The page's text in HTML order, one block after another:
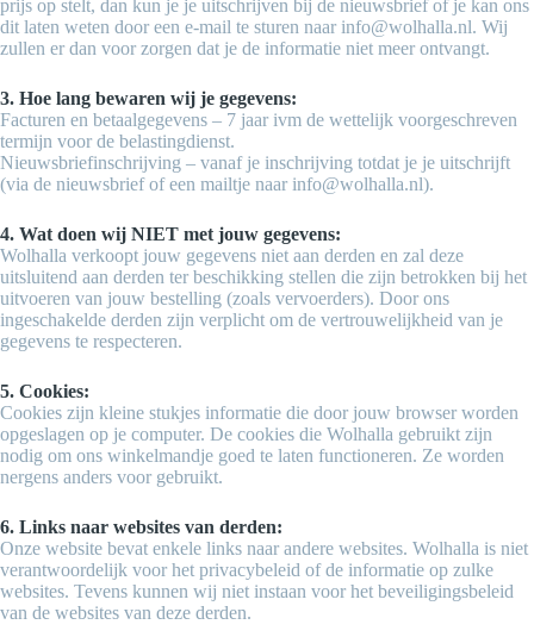
prijs op stelt, dan kun je je uitschrijven bij de nieuwsbrief of je kan ons
dit laten weten door een e-mail te sturen naar info@wolhalla.nl. Wij
zullen er dan voor zorgen dat je de informatie niet meer ontvangt.
3. Hoe lang bewaren wij je gegevens:
Facturen en betaalgegevens – 7 jaar ivm de wettelijk voorgeschreven
termijn voor de belastingdienst.
Nieuwsbriefinschrijving – vanaf je inschrijving totdat je je uitschrijft
(via de nieuwsbrief of een mailtje naar info@wolhalla.nl).
4. Wat doen wij NIET met jouw gegevens:
Wolhalla verkoopt jouw gegevens niet aan derden en zal deze
uitsluitend aan derden ter beschikking stellen die zijn betrokken bij het
uitvoeren van jouw bestelling (zoals vervoerders). Door ons
ingeschakelde derden zijn verplicht om de vertrouwelijkheid van je
gegevens te respecteren.
5. Cookies:
Cookies zijn kleine stukjes informatie die door jouw browser worden
opgeslagen op je computer. De cookies die Wolhalla gebruikt zijn
nodig om ons winkelmandje goed te laten functioneren. Ze worden
nergens anders voor gebruikt.
6. Links naar websites van derden:
Onze website bevat enkele links naar andere websites. Wolhalla is niet
verantwoordelijk voor het privacybeleid of de informatie op zulke
websites. Tevens kunnen wij niet instaan voor het beveiligingsbeleid
van de websites van deze derden.